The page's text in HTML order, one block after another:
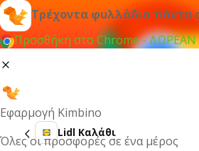
Τρέχοντα φυλλάδια πάντα
Προσθήκη στο Chrome - ΔΩΡΕΑΝ
Εφαρμογή Kimbino
Όλες οι προσφορές σε ένα μέρος
Lidl Καλάθι